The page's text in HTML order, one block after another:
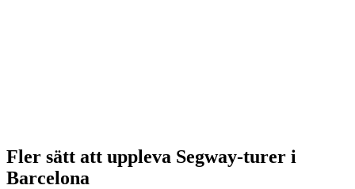
Fler sätt att uppleva Segway-turer i
Barcelona